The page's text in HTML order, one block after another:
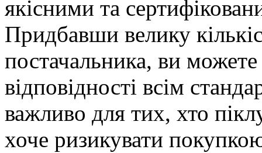
якісними та
Придбавши велику
постачальника, ви можете
відповідності всім
важливо для тих, хто
хоче ризикувати